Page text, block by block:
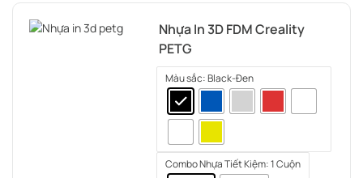
Ender
PLA
Creality
Nhựa In 3D FDM Creality
PETG
Màu sắc: Black-Đen
Combo Nhựa Tiết Kiệm: 1 Cuộn